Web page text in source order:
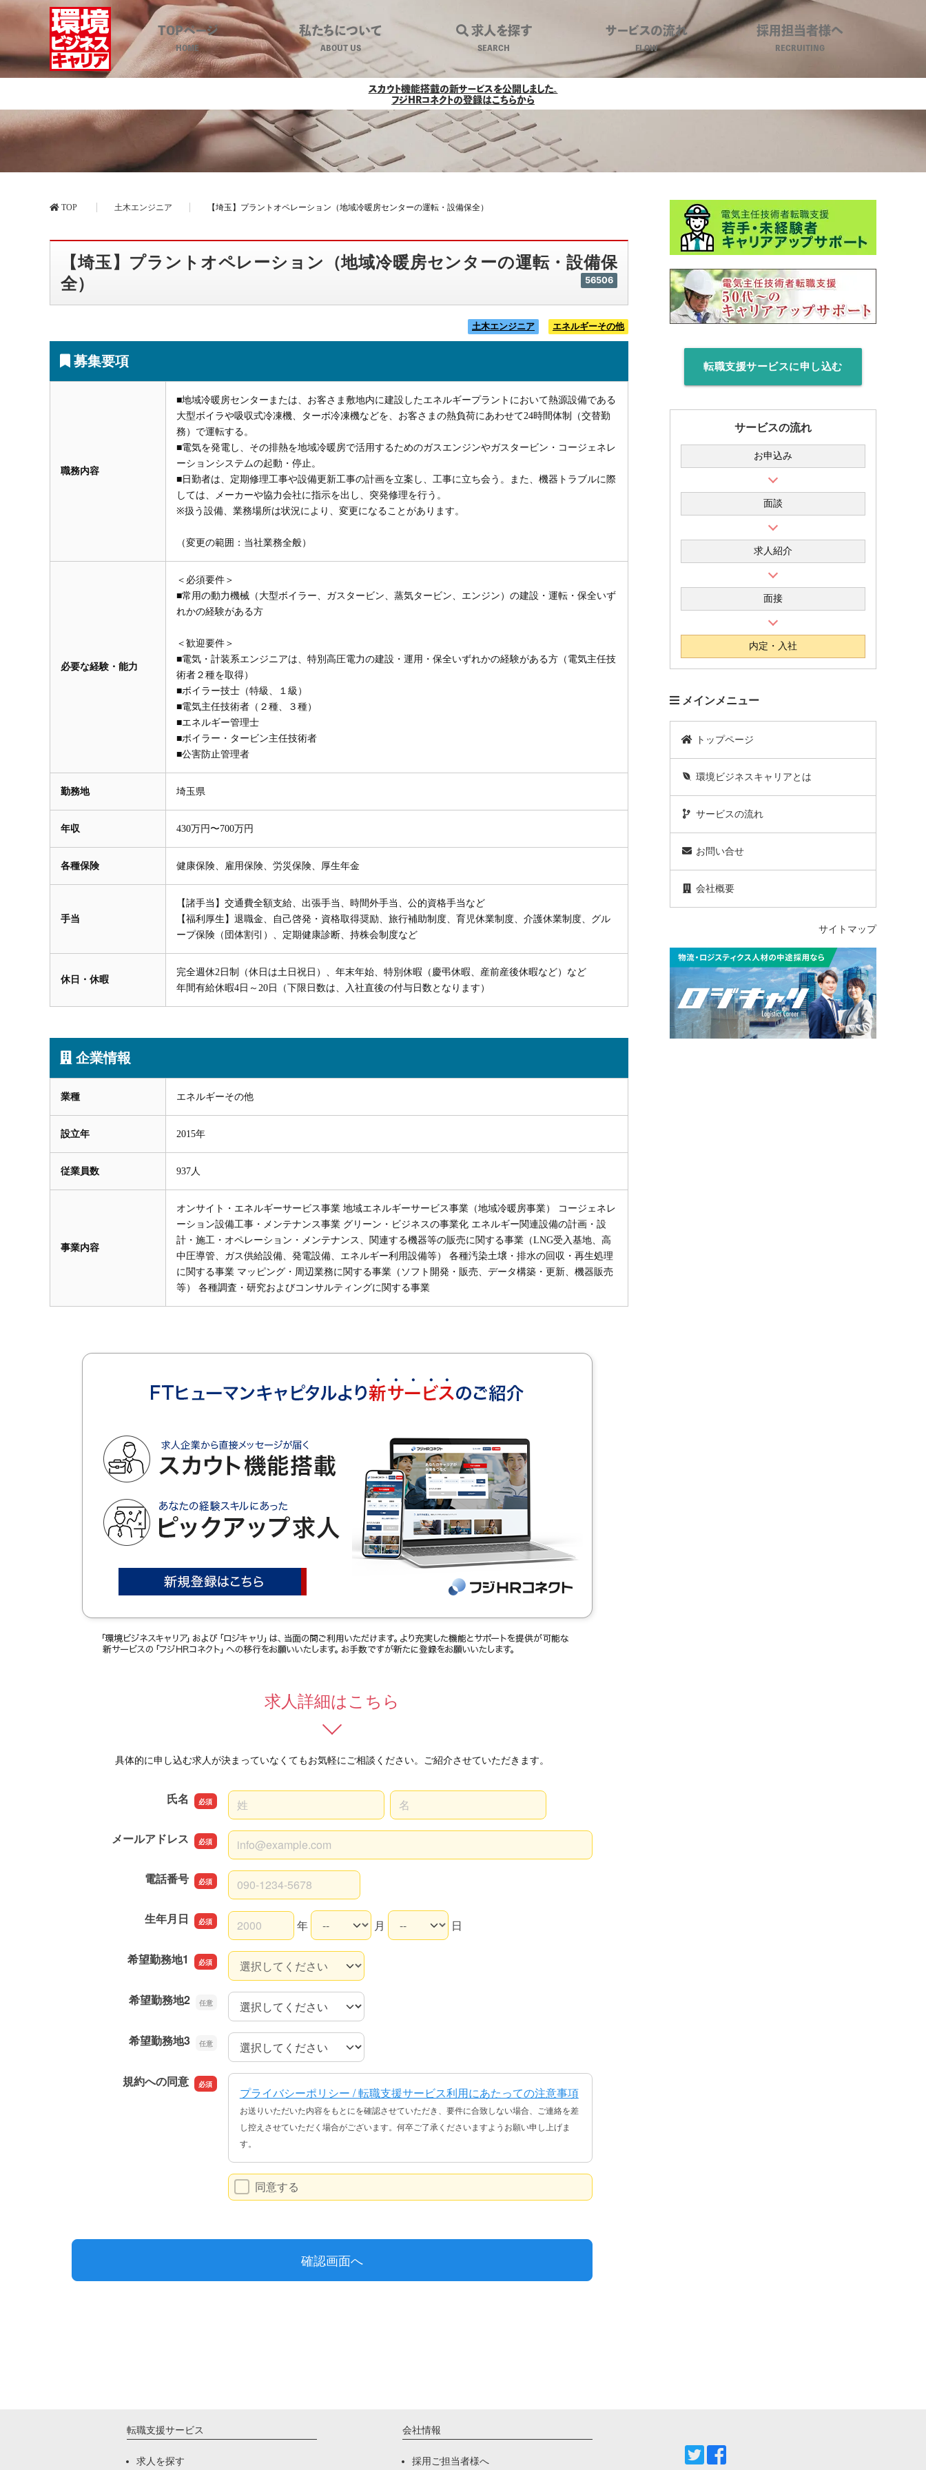
TOPページ
HOME
私たちについて
ABOUT US
求人を探す
SEARCH
サービスの流れ
FLOW
採用担当者様へ
RECRUITING
スカウト機能搭載の新サービスを公開しました。
フジHRコネクトの登録はこちらから
【埼玉】プラントオペレーション（地域冷暖房センターの運転・設備保全）｜環境ビジネスキャリア
TOP 土木エンジニア 【埼玉】プラントオペレーション（地域冷暖房センターの運転・設備保全）
【埼玉】プラントオペレーション（地域冷暖房センターの運転・設備保
全）
56506
土木エンジニア エネルギーその他
募集要項
職務内容
■地域冷暖房センターまたは、お客さま敷地内に建設したエネルギープラントにおいて熱源設備である
大型ボイラや吸収式冷凍機、ターボ冷凍機などを、お客さまの熱負荷にあわせて24時間体制（交替勤
務）で運転する。
■電気を発電し、その排熱を地域冷暖房で活用するためのガスエンジンやガスタービン・コージェネレ
ーションシステムの起動・停止。
■日勤者は、定期修理工事や設備更新工事の計画を立案し、工事に立ち会う。また、機器トラブルに際
しては、メーカーや協力会社に指示を出し、突発修理を行う。
※扱う設備、業務場所は状況により、変更になることがあります。
（変更の範囲：当社業務全般）
必要な経験・能力
＜必須要件＞
■常用の動力機械（大型ボイラー、ガスタービン、蒸気タービン、エンジン）の建設・運転・保全いず
れかの経験がある方
＜歓迎要件＞
■電気・計装系エンジニアは、特別高圧電力の建設・運用・保全いずれかの経験がある方（電気主任技
術者２種を取得）
■ボイラー技士（特級、１級）
■電気主任技術者（２種、３種）
■エネルギー管理士
■ボイラー・タービン主任技術者
■公害防止管理者
勤務地 埼玉県
年収 430万円〜700万円
各種保険 健康保険、雇用保険、労災保険、厚生年金
手当
【諸手当】交通費全額支給、出張手当、時間外手当、公的資格手当など
【福利厚生】退職金、自己啓発・資格取得奨励、旅行補助制度、育児休業制度、介護休業制度、グル
ープ保険（団体割引）、定期健康診断、持株会制度など
休日・休暇
完全週休2日制（休日は土日祝日）、年末年始、特別休暇（慶弔休暇、産前産後休暇など）など
年間有給休暇4日～20日（下限日数は、入社直後の付与日数となります）
企業情報
業種 エネルギーその他
設立年 2015年
従業員数 937人
事業内容
オンサイト・エネルギーサービス事業 地域エネルギーサービス事業（地域冷暖房事業） コージェネレ
ーション設備工事・メンテナンス事業 グリーン・ビジネスの事業化 エネルギー関連設備の計画・設
計・施工・オペレーション・メンテナンス、関連する機器等の販売に関する事業（LNG受入基地、高
中圧導管、ガス供給設備、発電設備、エネルギー利用設備等） 各種汚染土壌・排水の回収・再生処理
に関する事業 マッピング・周辺業務に関する事業（ソフト開発・販売、データ構築・更新、機器販売
等） 各種調査・研究およびコンサルティングに関する事業
求人詳細はこちら
具体的に申し込む求人が決まっていなくてもお気軽にご相談ください。ご紹介させていただきます。
転職支援サービスに申し込む
サービスの流れ
お申込み
面談
求人紹介
面接
内定・入社
メインメニュー
トップページ
環境ビジネスキャリアとは
サービスの流れ
お問い合せ
会社概要
サイトマップ
転職支援サービス
求人を探す
会社情報
採用ご担当者様へ